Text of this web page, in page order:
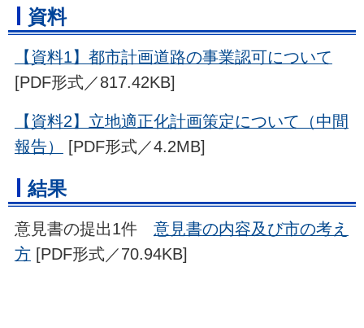
資料
【資料1】都市計画道路の事業認可について
[PDF形式／817.42KB]
【資料2】立地適正化計画策定について（中間
報告）
[PDF形式／4.2MB]
結果
意見書の提出1件 意見書の内容及び市の考え
方[PDF形式／70.94KB]